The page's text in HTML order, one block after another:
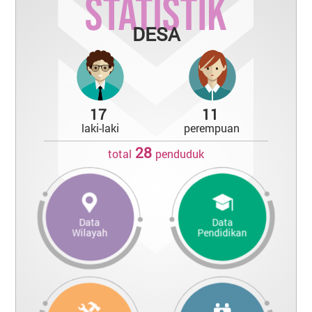
Desa
Bukit Berantai
DESA
17
laki-laki
11
perempuan
total 28 penduduk
Data
Wilayah
Data
Pendidikan